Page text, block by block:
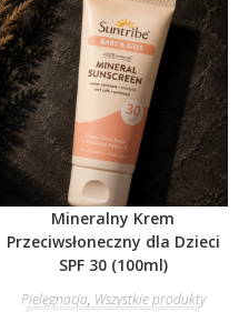
Pielęgnacja, Wszystkie produkty
Mineralny Krem
Przeciwsłoneczny dla Dzieci
SPF 30 (100ml)